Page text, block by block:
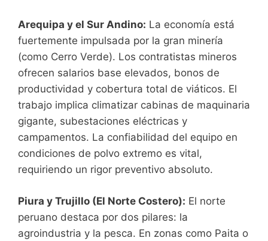
Arequipa y el Sur Andino: La economía está
fuertemente impulsada por la gran minería
(como Cerro Verde). Los contratistas mineros
ofrecen salarios base elevados, bonos de
productividad y cobertura total de viáticos. El
trabajo implica climatizar cabinas de maquinaria
gigante, subestaciones eléctricas y
campamentos. La confiabilidad del equipo en
condiciones de polvo extremo es vital,
requiriendo un rigor preventivo absoluto.
Piura y Trujillo (El Norte Costero): El norte
peruano destaca por dos pilares: la
agroindustria y la pesca. En zonas como Paita o